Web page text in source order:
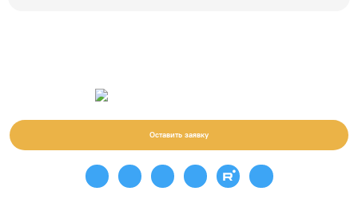
Оставить заявку